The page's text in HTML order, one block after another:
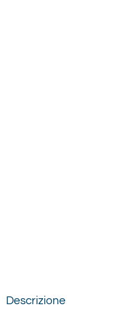
Descrizione